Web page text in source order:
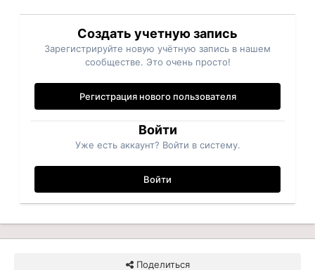
Создать учетную запись
Зарегистрируйте новую учётную запись в нашем
сообществе. Это очень просто!
Регистрация нового пользователя
Войти
Уже есть аккаунт? Войти в систему.
Войти
Поделиться